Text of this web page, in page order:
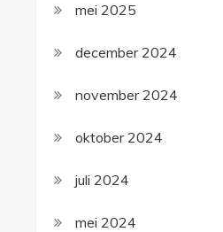
mei 2025
december 2024
november 2024
oktober 2024
juli 2024
mei 2024